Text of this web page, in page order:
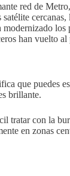
red de
han vuelto al
que puedes
brillante.
tratar con la
en zonas